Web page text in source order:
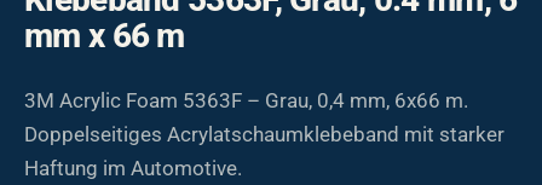
mm x 66 m
3M Acrylic Foam 5363F – Grau, 0,4 mm, 6x66 m.
Doppelseitiges Acrylatschaumklebeband mit starker
Haftung im Automotive.